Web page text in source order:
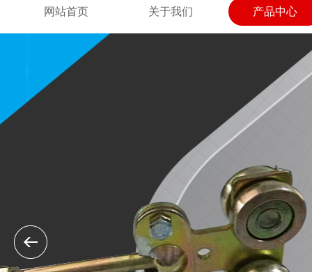
网站首页 关于我们 产品中心